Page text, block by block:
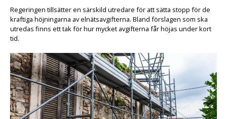
Regeringen tillsätter en särskild utredare för att sätta stopp för de
kraftiga höjningarna av elnätsavgifterna. Bland förslagen som ska
utredas finns ett tak för hur mycket avgifterna får höjas under kort
tid.